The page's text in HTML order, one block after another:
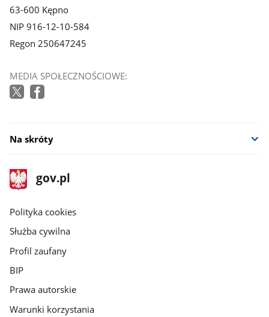
63-600 Kępno
NIP 916-12-10-584
Regon 250647245
MEDIA SPOŁECZNOŚCIOWE:
Na skróty
stopka
gov.pl
Strona
gov.pl
gov.pl
Polityka cookies
Służba cywilna
Profil zaufany
BIP
Prawa autorskie
Warunki korzystania